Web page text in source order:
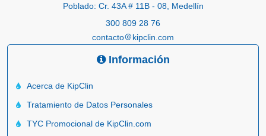
Poblado: Cr. 43A # 11B - 08, Medellín
300 809 28 76
contacto
kipclin.com
Información
Acerca de KipClin
Tratamiento de Datos Personales
TYC Promocional de KipClin.com